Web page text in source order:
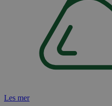
Les mer